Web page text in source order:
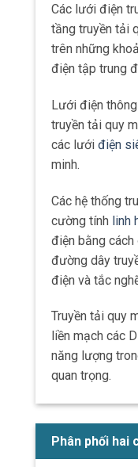
Các lưới điện
tầng truyền tải
trên những
điện tập trung
Lưới điện
truyền tải quy
các lưới điện
minh.
Các hệ thống
cường tính linh
điện bằng
đường dây
điện và tắc
Truyền tải quy
liền mạch các
năng lượng
quan trọng.
Phân phối hai